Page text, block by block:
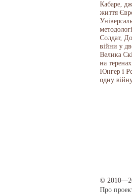
Кабаре,
життя
Солдат,
війни у
Велика
на
Юнгер і
одну
©
Про